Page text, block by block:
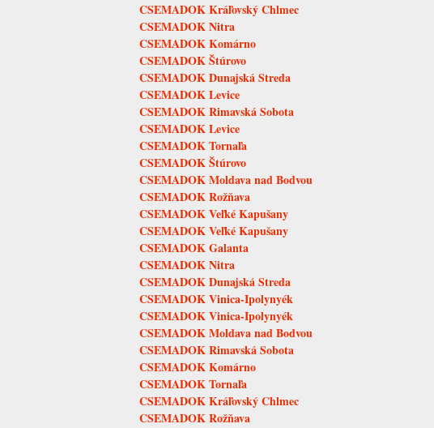
CSEMADOK Kráľovský Chlmec
CSEMADOK Nitra
CSEMADOK Komárno
CSEMADOK Štúrovo
CSEMADOK Dunajská Streda
CSEMADOK Levice
CSEMADOK Rimavská Sobota
CSEMADOK Levice
CSEMADOK Tornaľa
CSEMADOK Štúrovo
CSEMADOK Moldava nad Bodvou
CSEMADOK Rožňava
CSEMADOK Veľké Kapušany
CSEMADOK Veľké Kapušany
CSEMADOK Galanta
CSEMADOK Nitra
CSEMADOK Dunajská Streda
CSEMADOK Vinica-Ipolynyék
CSEMADOK Vinica-Ipolynyék
CSEMADOK Moldava nad Bodvou
CSEMADOK Rimavská Sobota
CSEMADOK Komárno
CSEMADOK Tornaľa
CSEMADOK Kráľovský Chlmec
CSEMADOK Rožňava